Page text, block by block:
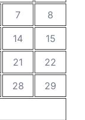
7
8
14
15
21
22
28
29